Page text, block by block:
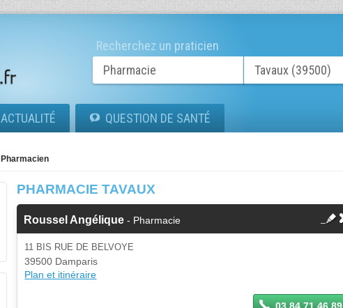
Recherchez un praticien
ACTUALITÉ QUESTION DE SANTÉ
Pharmacien
PHARMACIE TAVAUX
Roussel Angélique - Pharmacie
11 BIS RUE DE BELVOYE
39500 Damparis
Plan et itinéraire
03 84 71 46 89